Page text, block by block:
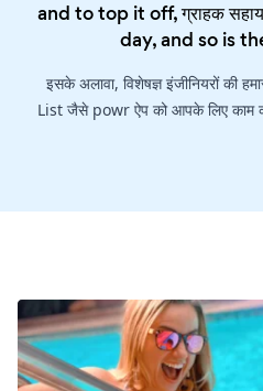
and to top it off, ग्राहक
day, and so is
इसके अलावा, विशेषज्ञ इंजीनियरों की
List जैसे powr ऐप को आपके लिए काम